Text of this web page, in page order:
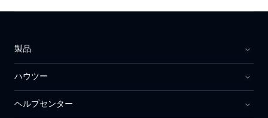
製品
ハウツー
ヘルプセンター